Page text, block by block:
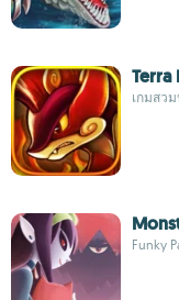
Terra
เกมสว
Funky